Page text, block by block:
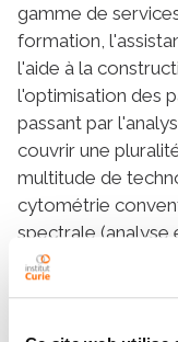
gamme de
formation,
l'aide à la
l'optimisation des
passant par
couvrir une
multitude de
cytométrie
spectrale (analyse
l'analyse
cellulaire unique.